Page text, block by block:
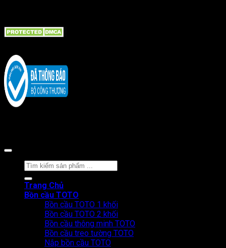
Tìm
Trang Chủ
Bồn cầu TOTO
Bồn cầu TOTO 1 khối
Bồn cầu TOTO 2 khối
Bồn cầu thông minh TOTO
Bồn cầu treo tường TOTO
Nắp bồn cầu TOTO